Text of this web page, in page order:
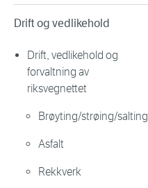
Drift og vedlikehold
Drift, vedlikehold og
forvaltning av
riksvegnettet
Brøyting/strøing/salting
Asfalt
Rekkverk